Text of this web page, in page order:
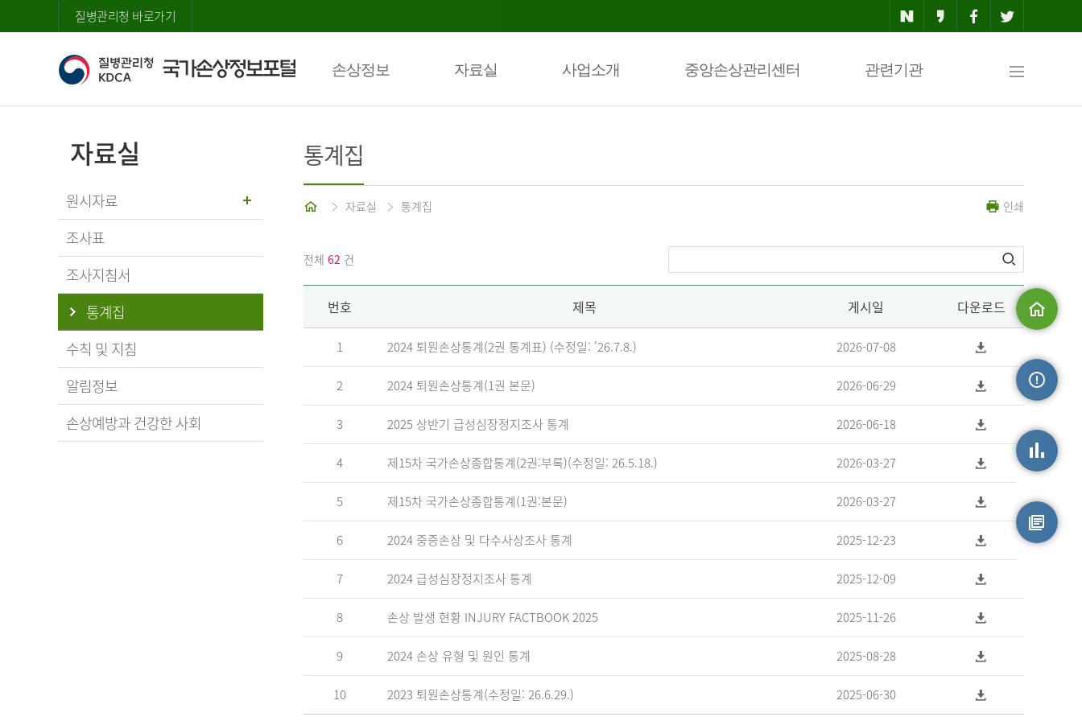
질병관리청 바로가기
손상정보 자료실 사업소개 중앙손상관리센터 관련기관
맵
자료실
원시자료
조사표
조사지침서
통계집
수칙 및 지침
알림정보
손상예방과 건강한 사회
통계집
홈 자료실 통계집 인쇄
전체 62 건
번호 제목 게시일 다운로드
1 2024 퇴원손상통계(2권 통계표) (수정일: '26.7.8.) 2026-07-08
2 2024 퇴원손상통계(1권 본문) 2026-06-29
3 2025 상반기 급성심장정지조사 통계 2026-06-18
4 제15차 국가손상종합통계(2권:부록)(수정일: 26.5.18.) 2026-03-27
5 제15차 국가손상종합통계(1권:본문) 2026-03-27
6 2024 중증손상 및 다수사상조사 통계 2025-12-23
7 2024 급성심장정지조사 통계 2025-12-09
8 손상 발생 현황 INJURY FACTBOOK 2025 2025-11-26
9 2024 손상 유형 및 원인 통계 2025-08-28
10 2023 퇴원손상통계(수정일: 26.6.29.) 2025-06-30